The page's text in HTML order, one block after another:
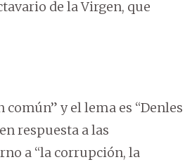
de la Virgen, que
y el lema es “Denles
respuesta a las
a “la corrupción, la